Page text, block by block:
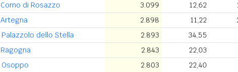
Corno di Rosazzo 3.099 12,62
Artegna 2.898 11,22
Palazzolo dello Stella 2.893 34,55
Ragogna 2.843 22,03
Osoppo 2.803 22,40